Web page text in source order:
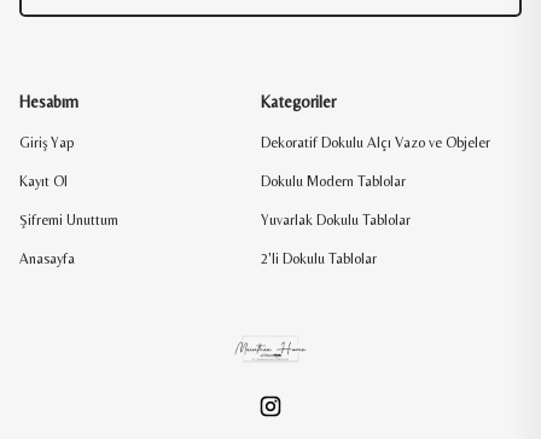
Hesabım
Giriş Yap
Kayıt Ol
Şifremi Unuttum
Anasayfa
Kategoriler
Dekoratif Dokulu Alçı Vazo ve Objeler
Dokulu Modern Tablolar
Yuvarlak Dokulu Tablolar
2'li Dokulu Tablolar